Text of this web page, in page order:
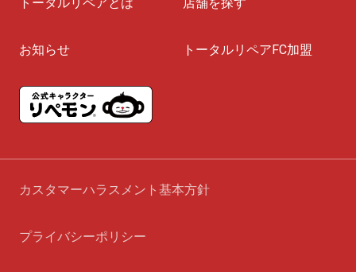
お知らせ トータルリペアFC加盟
カスタマーハラスメント基本方針
プライバシーポリシー